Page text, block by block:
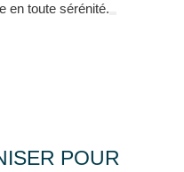
en toute sérénité.
POUR